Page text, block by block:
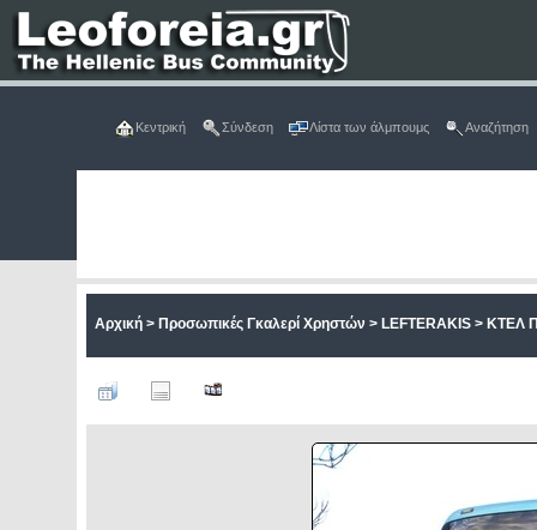
Κεντρική Σύνδεση Λίστα των άλμπουμς Αναζήτηση
Αρχική> Προσωπικές Γκαλερί Χρηστών > LEFTERAKIS> ΚΤΕΛ